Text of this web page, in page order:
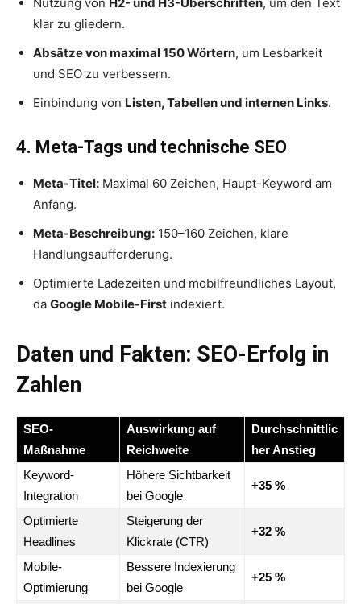
klar zu gliedern.
Absätze von maximal 150 Wörtern, um Lesbarkeit
und SEO zu verbessern.
Einbindung von Listen, Tabellen und internen Links.
4. Meta-Tags und technische SEO
Meta-Titel: Maximal 60 Zeichen, Haupt-Keyword am
Anfang.
Meta-Beschreibung: 150–160 Zeichen, klare
Handlungsaufforderung.
Optimierte Ladezeiten und mobilfreundliches Layout,
da Google Mobile-First indexiert.
Daten und Fakten: SEO-Erfolg in
Zahlen
SEO-
Maßnahme
Auswirkung auf
Reichweite
Durchschnittlic
her Anstieg
Keyword-
Integration
Höhere Sichtbarkeit
bei Google
+35 %
Optimierte
Headlines
Steigerung der
Klickrate (CTR)
+32 %
Mobile-
Optimierung
Bessere Indexierung
bei Google
+25 %